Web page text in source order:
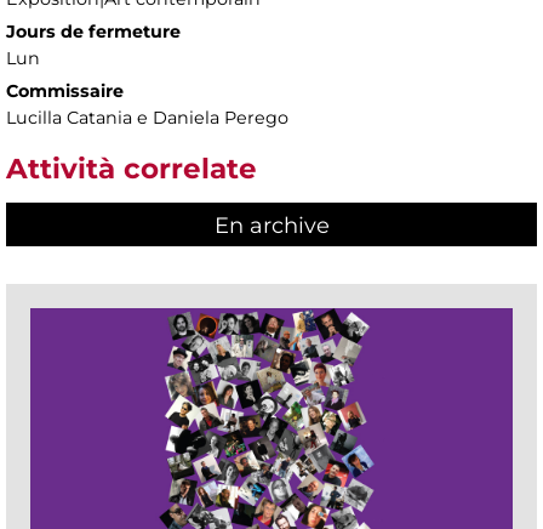
Jours de fermeture
Lun
Commissaire
Lucilla Catania e Daniela Perego
Attività correlate
En archive